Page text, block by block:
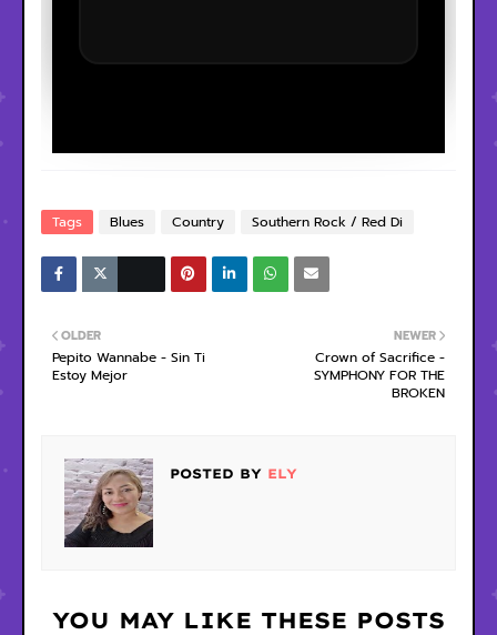
Tags Blues Country Southern Rock / Red Di
NEWER
Crown of Sacrifice -
SYMPHONY FOR THE
BROKEN
OLDER
Pepito Wannabe - Sin Ti
Estoy Mejor
POSTED BY ELY
YOU MAY LIKE THESE POSTS